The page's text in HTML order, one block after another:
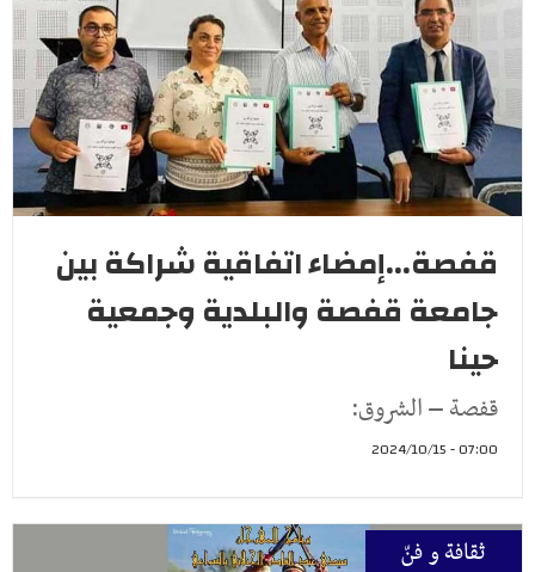
قفصة...إمضاء اتفاقية شراكة بين
جامعة قفصة والبلدية وجمعية
حينا
قفصة – الشروق:
07:00 - 2024/10/15
ثقافة و فنّ